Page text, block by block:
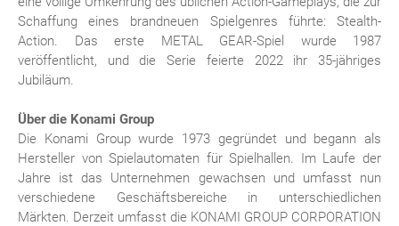
Schaffung eines brandneuen Spielgenres führte: Stealth-
Action. Das erste METAL GEAR-Spiel wurde 1987
veröffentlicht, und die Serie feierte 2022 ihr 35-jähriges
Jubiläum.
Über die Konami Group
Die Konami Group wurde 1973 gegründet und begann als
Hersteller von Spielautomaten für Spielhallen. Im Laufe der
Jahre ist das Unternehmen gewachsen und umfasst nun
verschiedene Geschäftsbereiche in unterschiedlichen
Märkten. Derzeit umfasst die KONAMI GROUP CORPORATION